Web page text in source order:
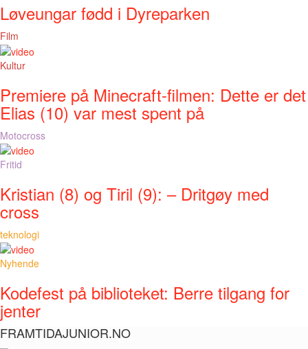
Løveungar fødd i Dyreparken
Film
Kultur
Premiere på Minecraft-filmen: Dette er det
Elias (10) var mest spent på
Motocross
Fritid
Kristian (8) og Tiril (9): – Dritgøy med
cross
teknologi
Nyhende
Kodefest på biblioteket: Berre tilgang for
jenter
FRAMTIDAJUNIOR.NO